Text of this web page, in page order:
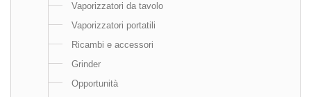
Vaporizzatori da tavolo
Vaporizzatori portatili
Ricambi e accessori
Grinder
Opportunità